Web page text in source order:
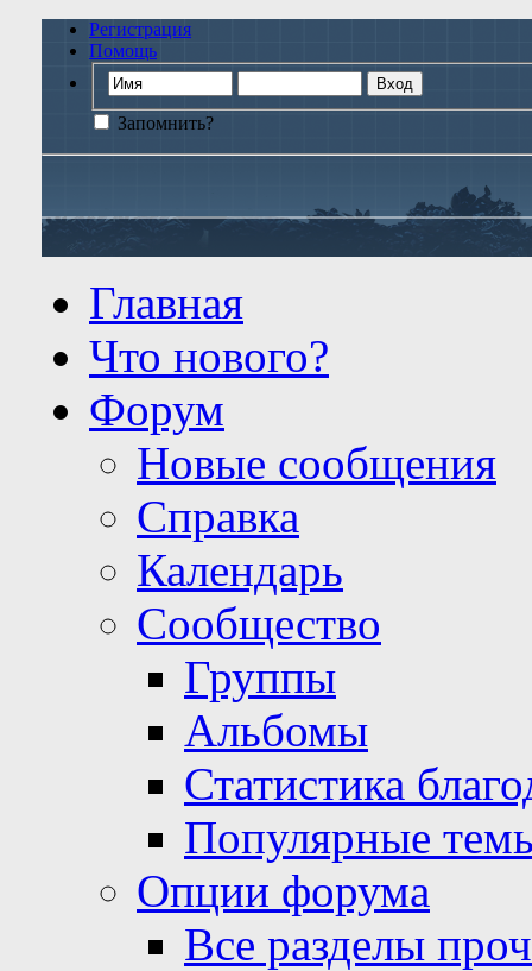
Регистрация
Помощь
Запомнить?
Главная
Что нового?
Форум
Новые сообщения
Справка
Календарь
Сообщество
Группы
Альбомы
Статистика
Популярные
Опции форума
Все разделы